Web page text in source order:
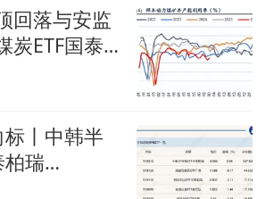
回落与安监
炭ETF国泰
标丨中韩半
柏瑞